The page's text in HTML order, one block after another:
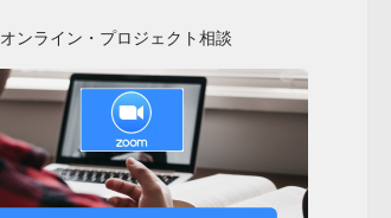
オンライン・プロジェクト相談